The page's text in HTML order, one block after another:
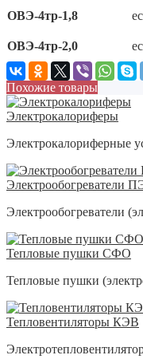
ОВЭ-4тр-1,8
ОВЭ-4тр-2,0
Похожие товары
Электрокалориферы
Элeктрoкaлoрифeрные
Электрообогреватели
Электрообогреватели
Тепловые пушки СФО
Тепловые пушки
Тепловентиляторы КЭВ